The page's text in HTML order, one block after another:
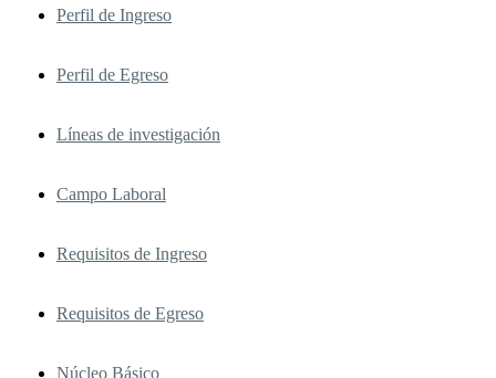
Perfil de Ingreso
Perfil de Egreso
Líneas de investigación
Campo Laboral
Requisitos de Ingreso
Requisitos de Egreso
Núcleo Básico